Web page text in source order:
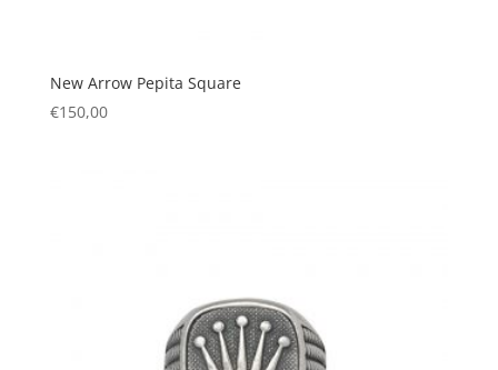
New Arrow Pepita Square
€150,00